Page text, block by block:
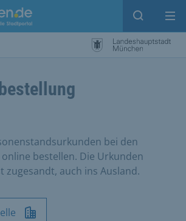
Suche
bei den
bestellen. Die Urkunden
zugesandt, auch ins Ausland.